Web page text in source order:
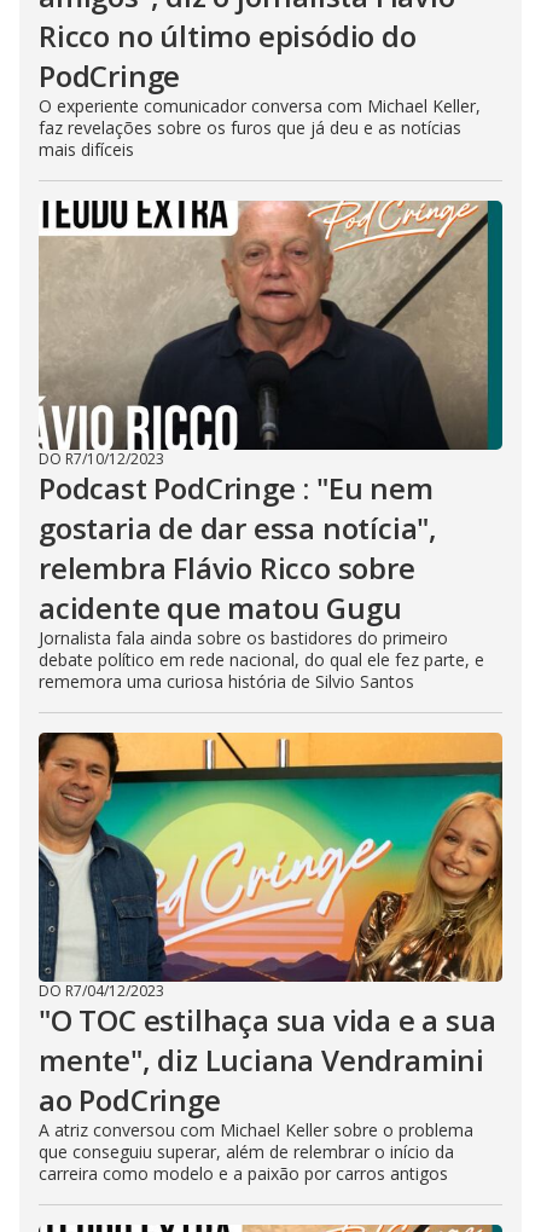
Ricco no último episódio do
PodCringe
O experiente comunicador conversa com Michael Keller,
faz revelações sobre os furos que já deu e as notícias
mais difíceis
DO R7/10/12/2023
Podcast PodCringe : "Eu nem
gostaria de dar essa notícia",
relembra Flávio Ricco sobre
acidente que matou Gugu
Jornalista fala ainda sobre os bastidores do primeiro
debate político em rede nacional, do qual ele fez parte, e
rememora uma curiosa história de Silvio Santos
DO R7/04/12/2023
"O TOC estilhaça sua vida e a sua
mente", diz Luciana Vendramini
ao PodCringe
A atriz conversou com Michael Keller sobre o problema
que conseguiu superar, além de relembrar o início da
carreira como modelo e a paixão por carros antigos